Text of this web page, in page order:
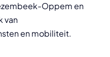
Oppem en
van
en mobiliteit.